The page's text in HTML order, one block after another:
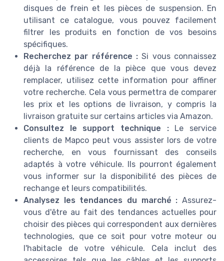
disques de frein et les pièces de suspension. En
utilisant ce catalogue, vous pouvez facilement
filtrer les produits en fonction de vos besoins
spécifiques.
Recherchez par référence :Si vous connaissez
déjà la référence de la pièce que vous devez
remplacer, utilisez cette information pour affiner
votre recherche. Cela vous permettra de comparer
les prix et les options de livraison, y compris la
livraison gratuite sur certains articles via Amazon.
Consultez le support technique : Le service
clients de Mapco peut vous assister lors de votre
recherche, en vous fournissant des conseils
adaptés à votre véhicule. Ils pourront également
vous informer sur la disponibilité des pièces de
rechange et leurs compatibilités.
Analysez les tendances du marché : Assurez-
vous d'être au fait des tendances actuelles pour
choisir des pièces qui correspondent aux dernières
technologies, que ce soit pour votre moteur ou
l'habitacle de votre véhicule. Cela inclut des